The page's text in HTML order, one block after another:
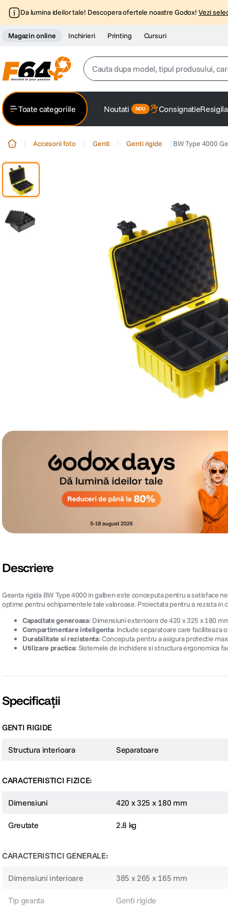
Da lumina ideilor tale! Descopera ofertele noastre Godox! Vezi
Magazin online Inchirieri Printing Cursuri
Cauta dupa model, tipul produsului,
2. trepied
lavaliera
canon sx740 hs
card memorie
sony fx
dji mic mini
dji osmo pocket 4
Toate categoriile Noutati Consignatie
Accesorii foto Genti Genti rigide BW Type 4000
Descriere
Geanta rigida BW Type 4000 in galben este conceputa pentru a satisface
optime pentru echipamentele tale valoroase. Proiectata pentru a rezista
Capacitate generoasa: Dimensiuni exterioare de 420 x 325 x 180
Compartimentare inteligenta: Include separatoare care faciliteaza
Durabilitate si rezistenta: Conceputa pentru a asigura protectie
Utilizare practica: Sistemele de inchidere si structura ergonomica
Specificații
GENTI RIGIDE
Structura interioara Separatoare
CARACTERISTICI FIZICE:
Dimensiuni 420 x 325 x 180 mm
Greutate 2.8 kg
CARACTERISTICI GENERALE:
Dimensiuni interioare 385 x 265 x 165 mm
Tip geanta Genti rigide